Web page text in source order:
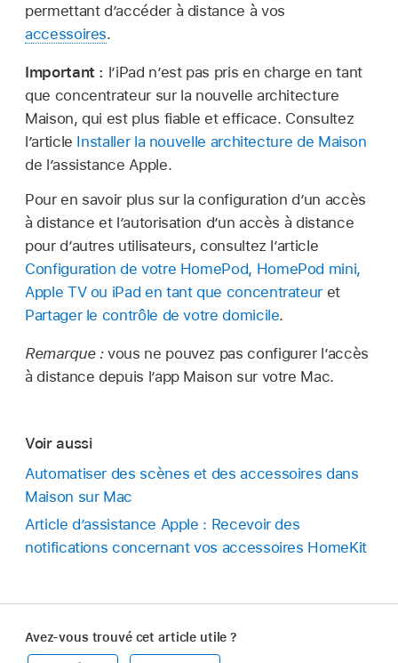
permettant d’accéder à distance à vos
accessoires.
Important : l’iPad n’est pas pris en charge en tant
que concentrateur sur la nouvelle architecture
Maison, qui est plus fiable et efficace. Consultez
l’article Installer la nouvelle architecture de Maison
de l’assistance Apple.
Pour en savoir plus sur la configuration d’un accès
à distance et l’autorisation d’un accès à distance
pour d’autres utilisateurs, consultez l’article
Configuration de votre HomePod, HomePod mini,
Apple TV ou iPad en tant que concentrateur et
Partager le contrôle de votre domicile.
Remarque :vous ne pouvez pas configurer l’accès
à distance depuis l’app Maison sur votre Mac.
Voir aussi
Automatiser des scènes et des accessoires dans
Maison sur Mac
Article d’assistance Apple : Recevoir des
notifications concernant vos accessoires HomeKit
Avez-vous trouvé cet article utile ?